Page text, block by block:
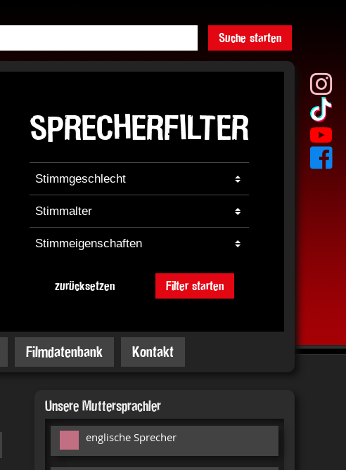
Suche starten
SPRECHERFILTER
zurücksetzen Filter starten
Filmdatenbank Kontakt
Unsere Muttersprachler
englische Sprecher